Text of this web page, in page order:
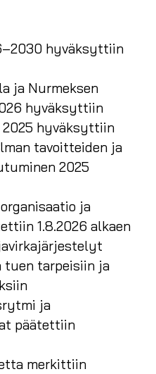
hyväksyttiin
ja Nurmeksen
hyväksyttiin
hyväksyttiin
tavoitteiden ja
2025
ja
1.8.2026 alkaen
tuen tarpeisiin ja
ja
päätettiin
merkittiin